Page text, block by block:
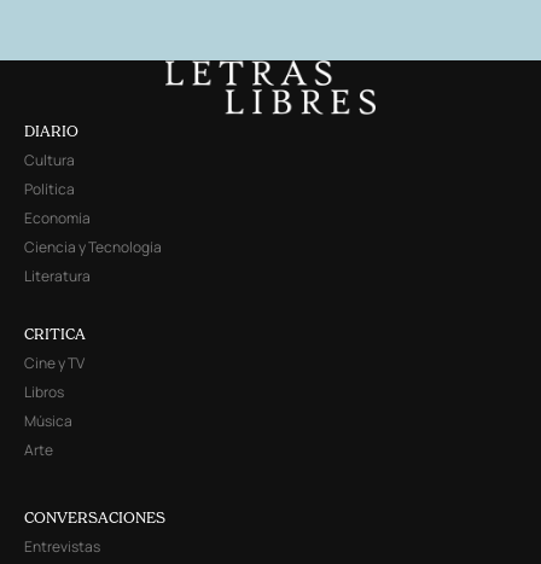
DIARIO
Cultura
Política
Economía
Ciencia y Tecnología
Literatura
CRITICA
Cine y TV
Libros
Música
Arte
CONVERSACIONES
Entrevistas